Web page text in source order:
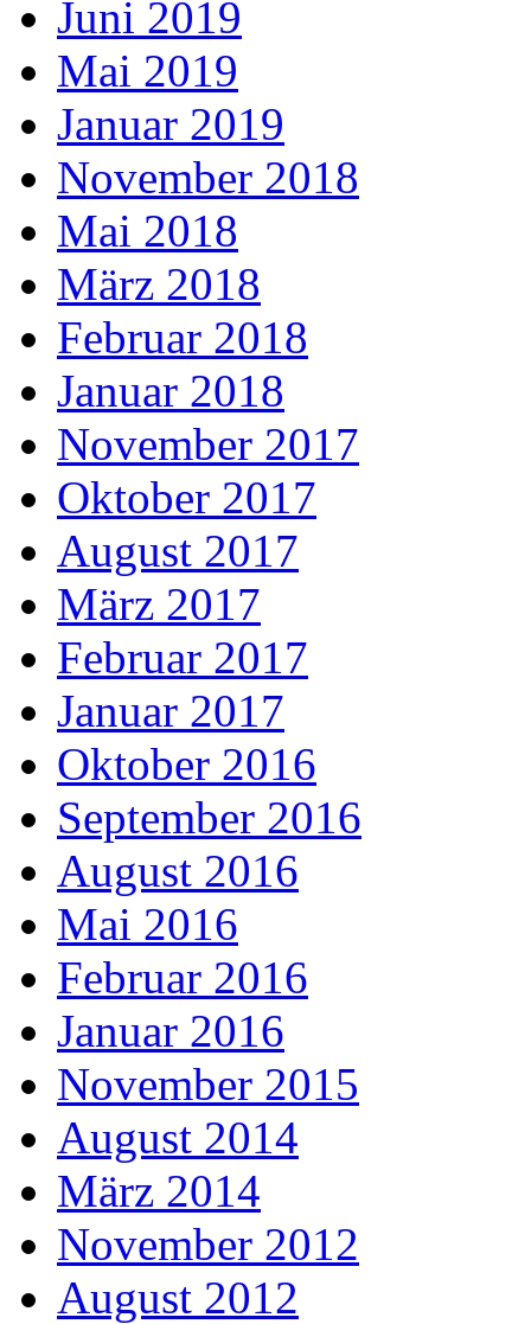
Juni 2019
Mai 2019
Januar 2019
November 2018
Mai 2018
März 2018
Februar 2018
Januar 2018
November 2017
Oktober 2017
August 2017
März 2017
Februar 2017
Januar 2017
Oktober 2016
September 2016
August 2016
Mai 2016
Februar 2016
Januar 2016
November 2015
August 2014
März 2014
November 2012
August 2012